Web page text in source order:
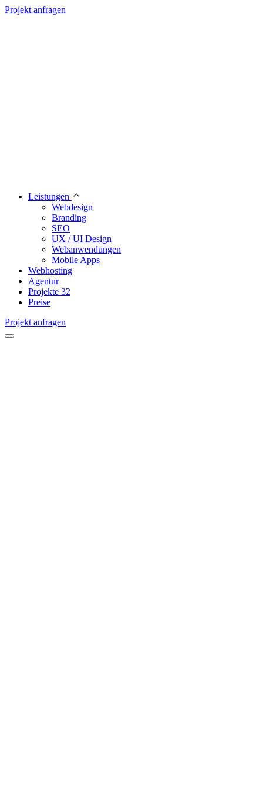
Projekt anfragen
Leistungen
Webdesign
Branding
SEO
UX / UI Design
Webanwendungen
Mobile Apps
Webhosting
Agentur
Projekte 32
Preise
Projekt anfragen
open